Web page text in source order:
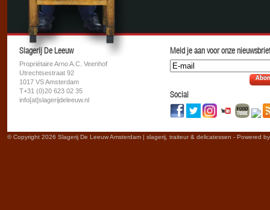
Slagerij De Leeuw
Propriétaire Arno A.C. Veenhof
Utrechtsestraat 92
1017 VS Amsterdam
T+31 (0)20 623 02 35
info[at]slagerijdeleeuw.nl
Meld je aan voor onze
Social
© Copyright 2026 Slagerij De Leeuw Amsterdam | slagerij, traiteur & delicatessen - Powered